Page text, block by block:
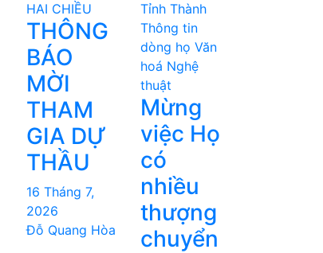
HAI CHIỀU
THÔNG
BÁO
MỜI
THAM
GIA DỰ
THẦU
16 Tháng 7,
2026
Đỗ Quang Hòa
Tỉnh Thành
Thông tin
dòng họ Văn
hoá Nghệ
thuật
Mừng
việc Họ
có
nhiều
thượng
chuyển